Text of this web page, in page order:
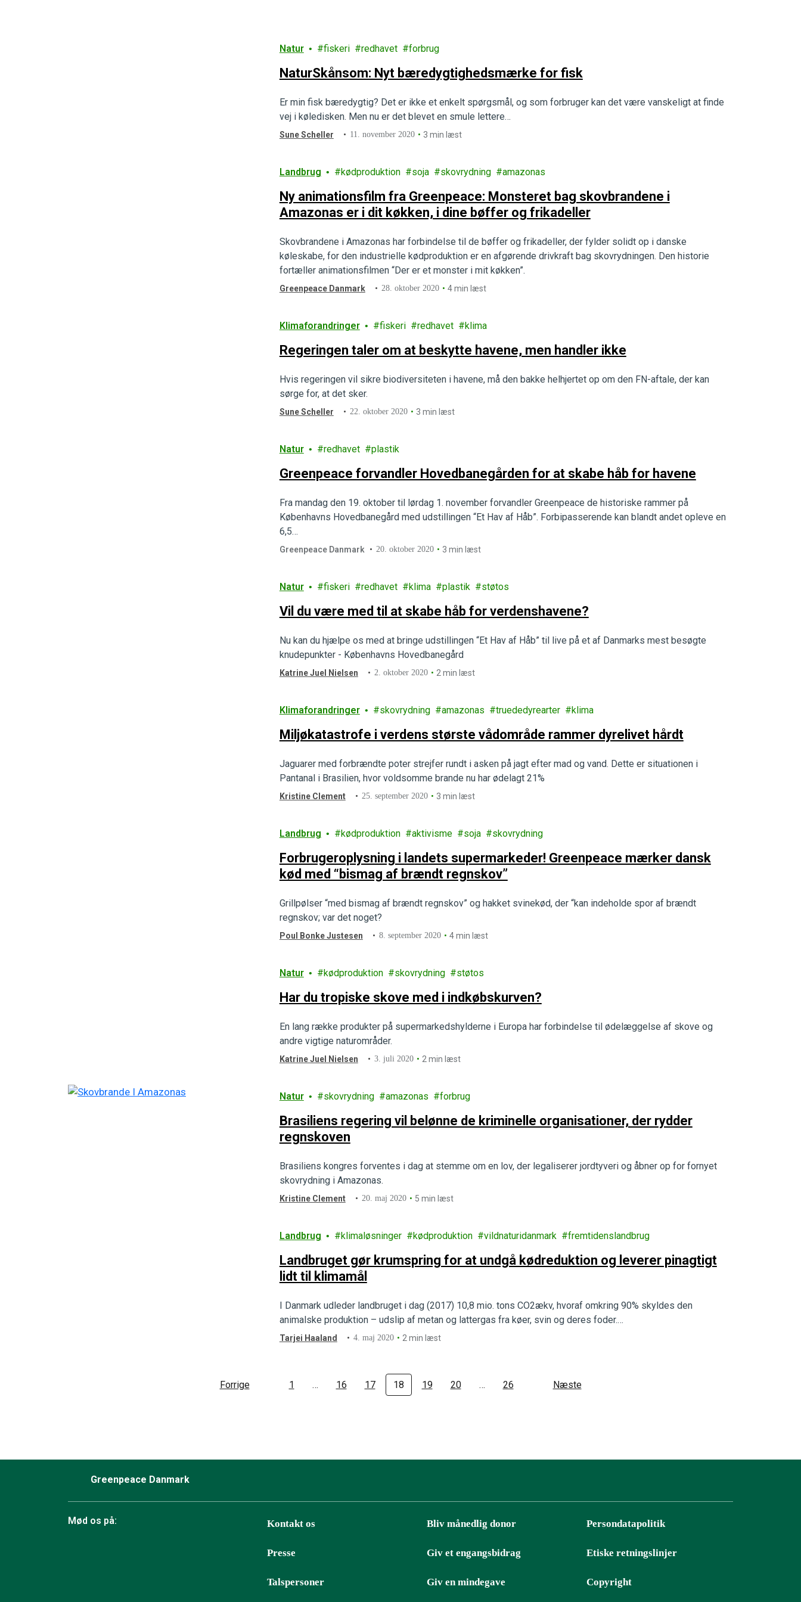
Natur fiskeri redhavet forbrug
NaturSkånsom: Nyt bæredygtighedsmærke for fisk
Er min fisk bæredygtig? Det er ikke et enkelt spørgsmål, og som forbruger kan det være vanskeligt at finde
vej i køledisken. Men nu er det blevet en smule lettere…
Sune Scheller 11. november 2020 3 min læst
Landbrug kødproduktion soja skovrydning amazonas
Ny animationsfilm fra Greenpeace: Monsteret bag skovbrandene i
Amazonas er i dit køkken, i dine bøffer og frikadeller
Skovbrandene i Amazonas har forbindelse til de bøffer og frikadeller, der fylder solidt op i danske
køleskabe, for den industrielle kødproduktion er en afgørende drivkraft bag skovrydningen. Den historie
fortæller animationsfilmen “Der er et monster i mit køkken”.
Greenpeace Danmark 28. oktober 2020 4 min læst
Klimaforandringer fiskeri redhavet klima
Regeringen taler om at beskytte havene, men handler ikke
Hvis regeringen vil sikre biodiversiteten i havene, må den bakke helhjertet op om den FN-aftale, der kan
sørge for, at det sker.
Sune Scheller 22. oktober 2020 3 min læst
Natur redhavet plastik
Greenpeace forvandler Hovedbanegården for at skabe håb for havene
Fra mandag den 19. oktober til lørdag 1. november forvandler Greenpeace de historiske rammer på
Københavns Hovedbanegård med udstillingen “Et Hav af Håb”. Forbipasserende kan blandt andet opleve en
6,5…
Greenpeace Danmark 20. oktober 2020 3 min læst
Natur fiskeri redhavet klima plastik støtos
Vil du være med til at skabe håb for verdenshavene?
Nu kan du hjælpe os med at bringe udstillingen “Et Hav af Håb” til live på et af Danmarks mest besøgte
knudepunkter - Københavns Hovedbanegård
Katrine Juel Nielsen 2. oktober 2020 2 min læst
Klimaforandringer skovrydning amazonas truededyrearter klima
Miljøkatastrofe i verdens største vådområde rammer dyrelivet hårdt
Jaguarer med forbrændte poter strejfer rundt i asken på jagt efter mad og vand. Dette er situationen i
Pantanal i Brasilien, hvor voldsomme brande nu har ødelagt 21%
Kristine Clement 25. september 2020 3 min læst
Landbrug kødproduktion aktivisme soja skovrydning
Forbrugeroplysning i landets supermarkeder! Greenpeace mærker dansk
kød med “bismag af brændt regnskov”
Grillpølser “med bismag af brændt regnskov” og hakket svinekød, der “kan indeholde spor af brændt
regnskov; var det noget?
Poul Bonke Justesen 8. september 2020 4 min læst
Natur kødproduktion skovrydning støtos
Har du tropiske skove med i indkøbskurven?
En lang række produkter på supermarkedshylderne i Europa har forbindelse til ødelæggelse af skove og
andre vigtige naturområder.
Katrine Juel Nielsen 3. juli 2020 2 min læst
Natur skovrydning amazonas forbrug
Brasiliens regering vil belønne de kriminelle organisationer, der rydder
regnskoven
Brasiliens kongres forventes i dag at stemme om en lov, der legaliserer jordtyveri og åbner op for fornyet
skovrydning i Amazonas.
Kristine Clement 20. maj 2020 5 min læst
Landbrug klimaløsninger kødproduktion vildnaturidanmark fremtidenslandbrug
Landbruget gør krumspring for at undgå kødreduktion og leverer pinagtigt
lidt til klimamål
I Danmark udleder landbruget i dag (2017) 10,8 mio. tons CO2ækv, hvoraf omkring 90% skyldes den
animalske produktion – udslip af metan og lattergas fra køer, svin og deres foder.…
Tarjei Haaland 4. maj 2020 2 min læst
Forrige 1 … 16 17 18 19 20 … 26 Næste
Greenpeace Danmark
Mød os på: Kontakt os
Presse
Talspersoner
Bliv månedlig donor
Giv et engangsbidrag
Giv en mindegave
Persondatapolitik
Etiske retningslinjer
Copyright